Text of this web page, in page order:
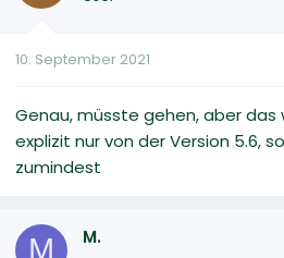
10. September 2021
Genau, müsste gehen, aber das
explizit nur von der Version 5.6,
zumindest
M M.